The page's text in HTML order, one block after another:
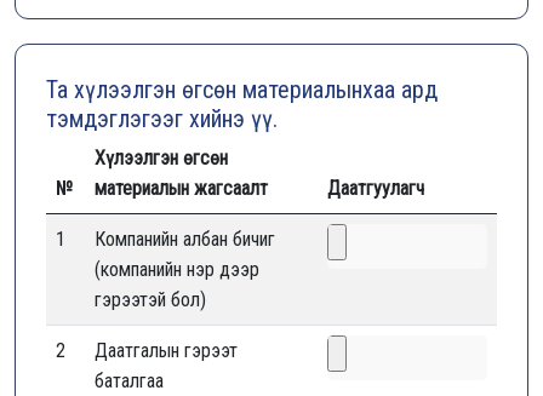
Та хүлээлгэн өгсөн материалынхаа ард
тэмдэглэгээг хийнэ үү.
№
Хүлээлгэн өгсөн
материалын жагсаалт
Даатгуулагч
1
Компанийн албан бичиг
(компанийн нэр дээр
гэрээтэй бол)
2
Даатгалын гэрээт
баталгаа